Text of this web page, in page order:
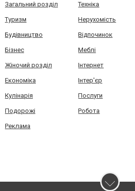
Загальний розділ Техніка
Туризм Нерухомість
Будівництво Відпочинок
Бізнес Меблі
Жіночий розділ Інтернет
Економіка Інтер'єр
Кулінарія Послуги
Подорожі Робота
Реклама